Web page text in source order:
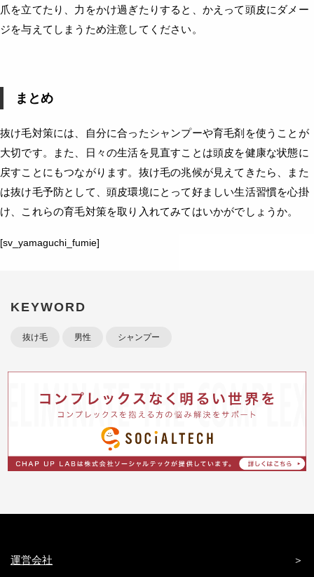
爪を立てたり、力をかけ過ぎたりすると、かえって頭皮にダメー
ジを与えてしまうため注意してください。
まとめ
抜け毛対策には、自分に合ったシャンプーや育毛剤を使うことが
大切です。また、日々の生活を見直すことは頭皮を健康な状態に
戻すことにもつながります。抜け毛の兆候が見えてきたら、また
は抜け毛予防として、頭皮環境にとって好ましい生活習慣を心掛
け、これらの育毛対策を取り入れてみてはいかがでしょうか。
[sv_yamaguchi_fumie]
KEYWORD
抜け毛 男性 シャンプー
運営会社